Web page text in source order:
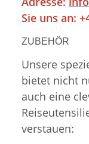
Sie uns an:
ZUBEHÖR
Unsere
bietet nicht
auch eine
verstauen: